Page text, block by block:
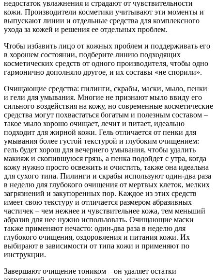
недостаток увлажнения и страдают от чувствительности
кожи. Производители косметики учитывают эти моменты и
выпускают линии и отдельные средства для комплексного
ухода за кожей и решения ее отдельных проблем.
Чтобы избавить лицо от кожных проблем и поддерживать его
в хорошем состоянии, подберите линию подходящих
косметических средств от одного производителя, чтобы одно
гармонично дополняло другое, и их составы «не спорили».
Очищающие средства: пилинги, скрабы, маски, мыло, пенки
и гели для умывания. Многие не признают мыло ввиду его
сильного воздействия на кожу, но современные косметические
средства могут похвастаться богатым и полезным составом –
такое мыло хорошо очищает, лечит и питает, идеально
подходит для жирной кожи. Гель отличается от пенки для
умывания более густой текстурой и глубоким очищением:
гель будет хорош для вечернего умывания, чтобы удалить
макияж и скопившуюся грязь, а пенка подойдет с утра, когда
кожу нужно просто освежить и очистить, также она идеальна
для сухого типа. Пилинги и скрабы используют один-два раза
в неделю для глубокого очищения от мертвых клеток, мелких
загрязнений и закупоренных пор. Каждое из этих средств
имеет свою текстуру и отличается размером абразивных
частичек – чем нежнее и чувствительнее кожа, тем меньший
абразив для нее нужно использовать. Очищающие маски
также применяют нечасто: один-два раза в неделю для
глубокого очищения, оздоровления и питания кожи. Их
выбирают в зависимости от типа кожи и применяют по
инструкции.
Завершают очищение тоником – он удаляет остатки